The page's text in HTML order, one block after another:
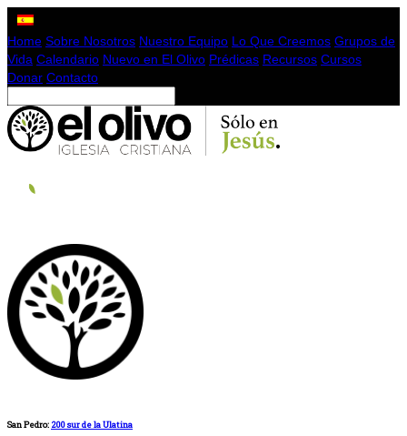
Home Sobre Nosotros Nuestro Equipo Lo Que Creemos Grupos de
Vida Calendario Nuevo en El Olivo Prédicas Recursos Cursos
Donar Contacto
San Pedro: 200 sur de la Ulatina